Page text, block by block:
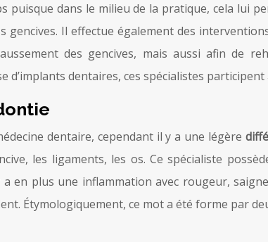
puisque dans le milieu de la pratique, cela lui
gencives. Il effectue également des
des gencives, mais aussi afin de
dentaires, ces spécialistes
dentaire, cependant il y a une légère
les ligaments, les os. Ce spécialiste
a en plus une inflammation avec rougeur,
Étymologiquement, ce mot a été forme par